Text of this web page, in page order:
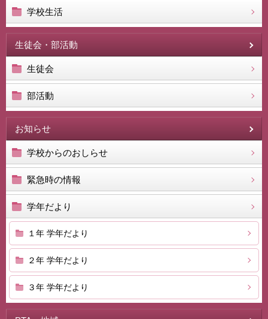
学校生活
生徒会・部活動
生徒会
部活動
お知らせ
学校からのおしらせ
緊急時の情報
学年だより
１年 学年だより
２年 学年だより
３年 学年だより